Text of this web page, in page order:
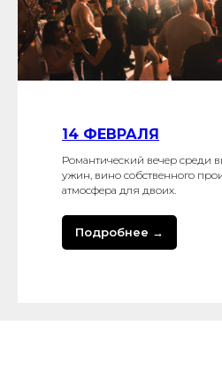
14 ФЕВРАЛЯ
Романтический вечер среди
ужин, вино собственного
атмосфера для двоих.
Подробнее →